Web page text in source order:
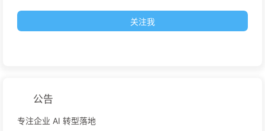
关注我
公告
专注企业 AI 转型落地